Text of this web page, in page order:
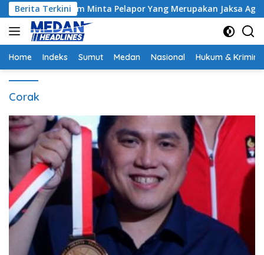
Langsung
ke
konten
Berita Terkini
Hakim Minta Pelapor Yang Merupakan Jaksa Agar
Home Indeks Sumut Medan Nasional Hukum &
Corak